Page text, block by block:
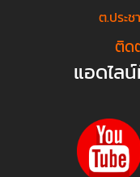
ต.ประ
ติด
แอดไล